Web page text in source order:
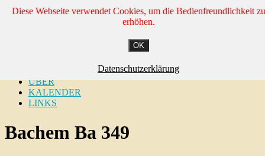
Zum
(SK)
KOLLEKTIONEN
ÜBER
KALENDER
LINKS
Bachem Ba 349
Diese Webseite verwendet Cookies, um die Bedienfreundlichkeit zu
erhöhen.
OK
Datenschutzerklärung